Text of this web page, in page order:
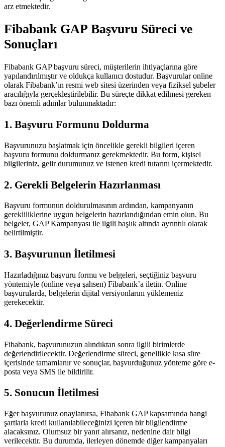
arz etmektedir.
Fibabank GAP Başvuru Süreci ve
Sonuçları
Fibabank GAP başvuru süreci, müşterilerin ihtiyaçlarına göre
yapılandırılmıştır ve oldukça kullanıcı dostudur. Başvurular online
olarak Fibabank’ın resmi web sitesi üzerinden veya fiziksel şubeler
aracılığıyla gerçekleştirilebilir. Bu süreçte dikkat edilmesi gereken
bazı önemli adımlar bulunmaktadır:
1. Başvuru Formunu Doldurma
Başvurunuzu başlatmak için öncelikle gerekli bilgileri içeren
başvuru formunu doldurmanız gerekmektedir. Bu form, kişisel
bilgileriniz, gelir durumunuz ve istenen kredi tutarını içermektedir.
2. Gerekli Belgelerin Hazırlanması
Başvuru formunun doldurulmasının ardından, kampanyanın
gerekliliklerine uygun belgelerin hazırlandığından emin olun. Bu
belgeler, GAP Kampanyası ile ilgili başlık altında ayrıntılı olarak
belirtilmiştir.
3. Başvurunun İletilmesi
Hazırladığınız başvuru formu ve belgeleri, seçtiğiniz başvuru
yöntemiyle (online veya şahsen) Fibabank’a iletin. Online
başvurularda, belgelerin dijital versiyonlarını yüklemeniz
gerekecektir.
4. Değerlendirme Süreci
Fibabank, başvurunuzun alındıktan sonra ilgili birimlerde
değerlendirilecektir. Değerlendirme süreci, genellikle kısa süre
içerisinde tamamlanır ve sonuçlar, başvurduğunuz yönteme göre e-
posta veya SMS ile bildirilir.
5. Sonucun İletilmesi
Eğer başvurunuz onaylanırsa, Fibabank GAP kapsamında hangi
şartlarla kredi kullanılabileceğinizi içeren bir bilgilendirme
alacaksınız. Olumsuz bir yanıt alırsanız, nedenine dair bilgi
verilecektir. Bu durumda, ilerleyen dönemde diğer kampanyaları